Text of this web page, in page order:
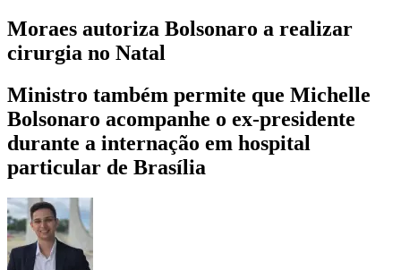
Moraes autoriza Bolsonaro a realizar
cirurgia no Natal
Ministro também permite que Michelle
Bolsonaro acompanhe o ex-presidente
durante a internação em hospital
particular de Brasília